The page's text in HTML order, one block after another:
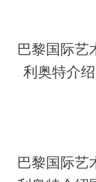
巴黎国际艺
利奥特介
巴黎国际艺